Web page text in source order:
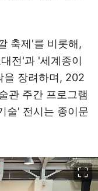
축제'를 비롯해,
전'과 '세계종이
을 장려하며, 202
관 주간 프로그램
술' 전시는 종이문